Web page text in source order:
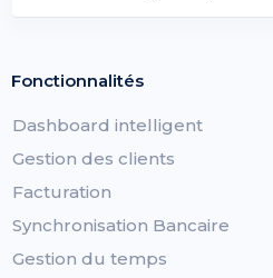
Fonctionnalités
Dashboard intelligent
Gestion des clients
Facturation
Synchronisation Bancaire
Gestion du temps